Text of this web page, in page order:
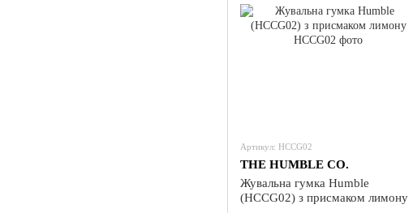
Артикул: HCCG02
THE HUMBLE CO.
Жувальна гумка Humble
(HCCG02) з присмаком лимону